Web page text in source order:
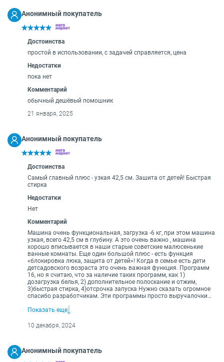
Анонимный покупатель
Достоинства
простой в использовании, с задачей справляется, цена
Недостатки
пока нет
Комментарий
обычный дешёвый помошник
21 января, 2025
Анонимный покупатель
Достоинства
Самый главный плюс - узкая 42,5 см. Зашита от детей! Быстрая
стирка
Недостатки
Нет
Комментарий
Машина очень функциональная, загрузка -6 кг, при этом машина
узкая, всего 42,5 см в глубину. А это очень важно , машина
хорошо вписывается в наши старые советские малюсенькие
ванные комнаты. Еще один большой плюс - есть функция
«блокировка люка, защита от детей»! Когда в семье есть дети
детсадовского возраста это очень важная функция. Программ
16, но я считаю, что за наличие таких программ, как 1)
дозагрузка белья, 2) дополнительное полоскание и отжим,
3)быстрая стирка, 4)отсрочка запуска Нужно сказать огромное
спасибо разработчикам. Эти программы просто выручалочки
А дополнительное полоскание позволяет избавиться от запаха
Показать еще
10 декабря, 2024
Анонимный покупатель